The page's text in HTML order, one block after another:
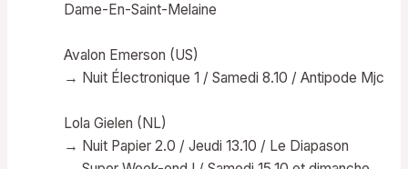
Dame-En-Saint-Melaine
Avalon Emerson (US)
→ Nuit Électronique 1 / Samedi 8.10 / Antipode Mjc
Lola Gielen (NL)
→ Nuit Papier 2.0 / Jeudi 13.10 / Le Diapason